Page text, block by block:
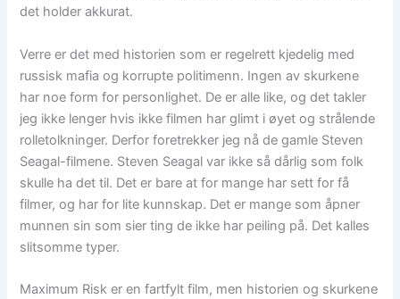
det holder akkurat.
Verre er det med historien som er regelrett kjedelig med
russisk mafia og korrupte politimenn. Ingen av skurkene
har noe form for personlighet. De er alle like, og det takler
jeg ikke lenger hvis ikke filmen har glimt i øyet og strålende
rolletolkninger. Derfor foretrekker jeg nå de gamle Steven
Seagal-filmene. Steven Seagal var ikke så dårlig som folk
skulle ha det til. Det er bare at for mange har sett for få
filmer, og har for lite kunnskap. Det er mange som åpner
munnen sin som sier ting de ikke har peiling på. Det kalles
slitsomme typer.
Maximum Risk er en fartfylt film, men historien og skurkene